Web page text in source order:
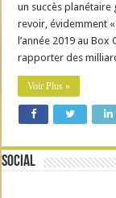
un succès planétaire
revoir, évidemment
l’année 2019 au
rapporter des
Voir Plus »
Social